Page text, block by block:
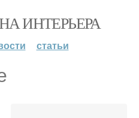
ИНТЕРЬЕРА
статьи